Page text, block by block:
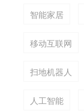
智能家居
移动互联网
扫地机器人
人工智能